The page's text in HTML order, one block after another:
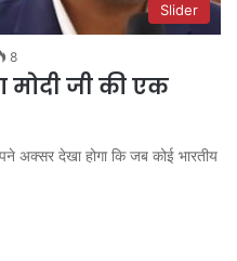
Slider
8
मोदी जी की एक
देखा होगा कि जब कोई भारतीय